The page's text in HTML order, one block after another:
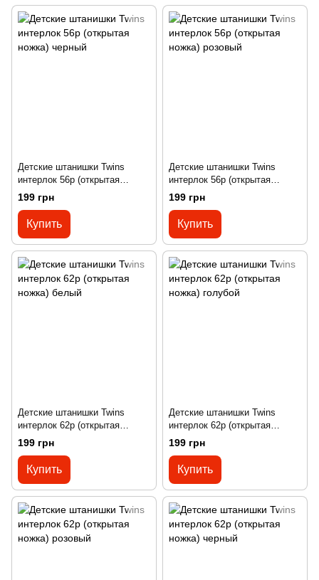
Детские штанишки Twins
интерлок 56р (открытая
ножка) черный
199 грн
Купить
Детские штанишки Twins
интерлок 56р (открытая
ножка) розовый
199 грн
Купить
Детские штанишки Twins
интерлок 62р (открытая
ножка) белый
199 грн
Купить
Детские штанишки Twins
интерлок 62р (открытая
ножка) голубой
199 грн
Купить